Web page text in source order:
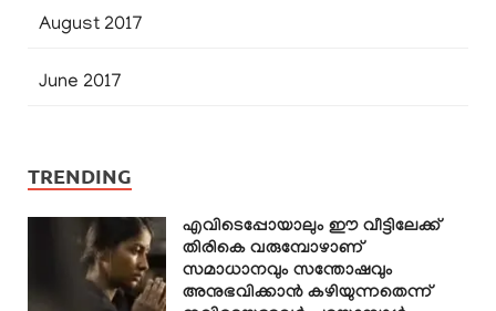
August 2017
June 2017
TRENDING
എവിടെപ്പോയാലും ഈ വീട്ടിലേക്ക്
തിരികെ വരുമ്പോഴാണ്
സമാധാനവും സന്തോഷവും
അനുഭവിക്കാൻ കഴിയുന്നതെന്ന്